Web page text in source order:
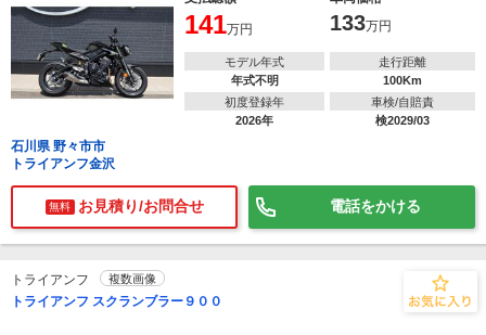
141万円 133万円
モデル年式
年式不明
走行距離
100Km
初度登録年
2026年
車検/自賠責
検2029/03
石川県 野々市市
トライアンフ金沢
無料 お見積り/お問合せ 電話をかける
トライアンフ 複数画像
トライアンフ スクランブラー９００